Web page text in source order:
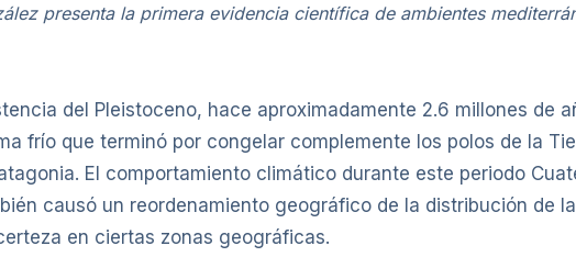
presenta la primera evidencia científica de ambientes
del Pleistoceno, hace aproximadamente 2.6 millones de
frío que terminó por congelar complemente los polos de la
El comportamiento climático durante este periodo
causó un reordenamiento geográfico de la distribución de
en ciertas zonas geográficas.